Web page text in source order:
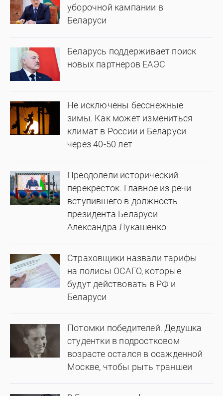
уборочной кампании в
Беларуси
Беларусь поддерживает поиск
новых партнеров ЕАЭС
Не исключены бесснежные
зимы. Как может измениться
климат в России и Беларуси
через 40-50 лет
Преодолели исторический
перекресток. Главное из речи
вступившего в должность
президента Беларуси
Александра Лукашенко
Страховщики назвали тарифы
на полисы ОСАГО, которые
будут действовать в РФ и
Беларуси
Потомки победителей. Дедушка
студентки в подростковом
возрасте остался в осажденной
Москве, чтобы рыть траншеи